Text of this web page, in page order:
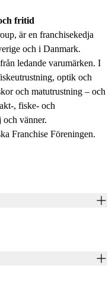
fritid
är en franchisekedja
och i Danmark.
ledande varumärken. I
optik och
och matutrustning – och
, fiske- och
vänner.
Franchise Föreningen.